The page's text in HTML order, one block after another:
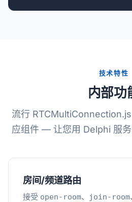
技术特性
内部功
流行
应组件 — 让您用 Delphi 服务
房间/频道路由
接受 open-room、 join-room